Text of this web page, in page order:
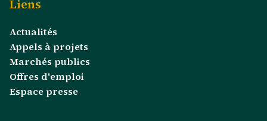
Liens
Actualités
Appels à projets
Marchés publics
Offres d'emploi
Espace presse